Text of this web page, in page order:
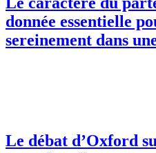
donnée essentielle
sereinement dans
Le débat d’Oxford